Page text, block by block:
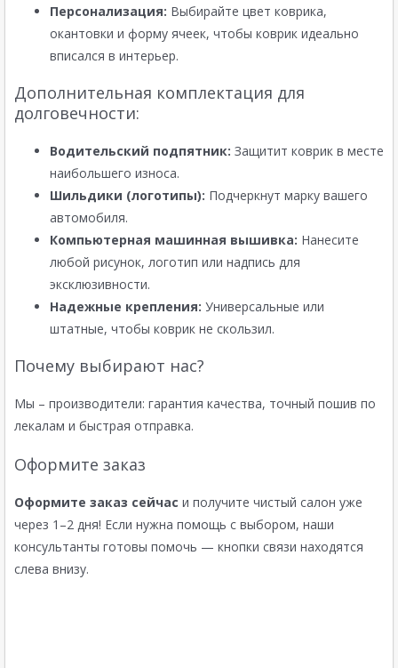
Персонализация: Выбирайте цвет коврика,
окантовки и форму ячеек, чтобы коврик идеально
вписался в интерьер.
Дополнительная комплектация для
долговечности:
Водительский подпятник: Защитит коврик в месте
наибольшего износа.
Шильдики (логотипы): Подчеркнут марку вашего
автомобиля.
Компьютерная машинная вышивка: Нанесите
любой рисунок, логотип или надпись для
эксклюзивности.
Надежные крепления: Универсальные или
штатные, чтобы коврик не скользил.
Почему выбирают нас?
Мы – производители: гарантия качества, точный пошив по
лекалам и быстрая отправка.
Оформите заказ
Оформите заказ сейчас и получите чистый салон уже
через 1–2 дня! Если нужна помощь с выбором, наши
консультанты готовы помочь — кнопки связи находятся
слева внизу.